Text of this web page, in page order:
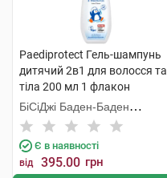
Paediprotect Гель-шампунь
дитячий 2в1 для волосся та
тіла 200 мл 1 флакон
БіСіДжі Баден-Баден
Косметікс Груп Гмбх
Є в наявності
від 395.00 грн